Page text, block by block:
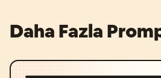
Daha Fazla